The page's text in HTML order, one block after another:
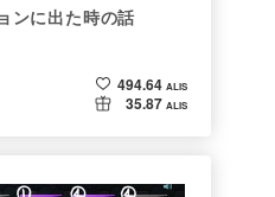
ンに出た時の話
494.64 ALIS
35.87 ALIS